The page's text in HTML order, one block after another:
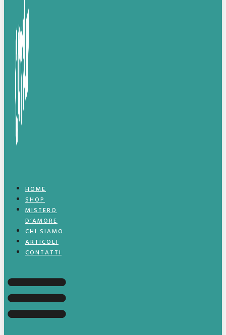
HOME
SHOP
MISTERO
D’AMORE
CHI SIAMO
ARTICOLI
CONTATTI